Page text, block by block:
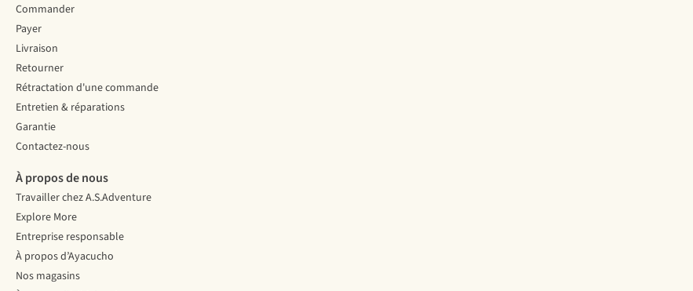
Commander
Payer
Livraison
Retourner
Rétractation d'une commande
Entretien & réparations
Garantie
Contactez-nous
À propos de nous
Travailler chez A.S.Adventure
Explore More
Entreprise responsable
À propos d’Ayacucho
Nos magasins